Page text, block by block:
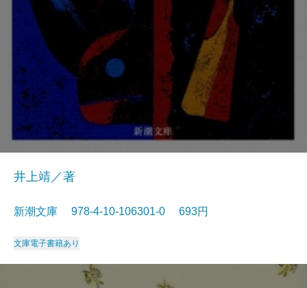
井上靖／著
新潮文庫 978-4-10-106301-0 693円
文庫電子書籍あり